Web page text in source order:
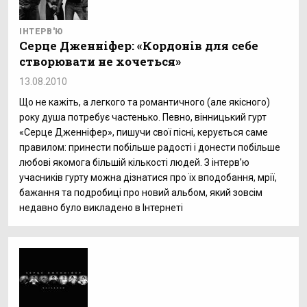
ІНТЕРВ'Ю
Серце Дженніфер: «Кордонів для себе
створювати не хочеться»
13.08.2010
Що не кажіть, а легкого та романтичного (але якісного)
року душа потребує частенько. Певно, вінницький гурт
«Серце Дженніфер», пишучи свої пісні, керується саме
правилом: принести побільше радості і донести побільше
любові якомога більшій кількості людей. З інтерв’ю
учасників гурту можна дізнатися про їх вподобання, мрії,
бажання та подробиці про новий альбом, який зовсім
недавно було викладено в Інтернеті